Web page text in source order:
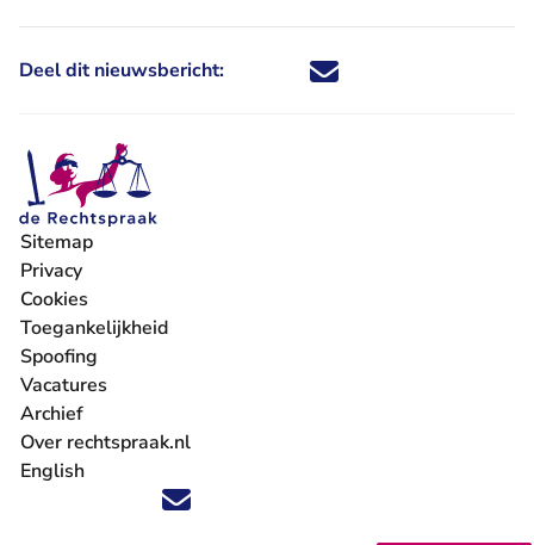
Deel dit nieuwsbericht: Deel dit nieuwsbericht via X -
Deel dit nieuwsbericht via
Deel dit nieuwsbericht
Deel dit
Volg ons op X (Twitter) - U verlaat Rechtspraak.nl
Volg ons op Facebook - U verlaat Rechtspraak.nl
Volg ons op Instagram - U verlaat Rechtspraak.nl
Volg ons op Youtube - U verlaat Rechtspraak.nl
Volg ons op LinkedIn - U verlaat
'Blijf op de hoogte' nieuwsbrief - U verlaat
Sitemap
Privacy
Cookies
Toegankelijkheid
Spoofing
Vacatures
- U verlaat Rechtspraak.nl
Archief
Over rechtspraak.nl
English